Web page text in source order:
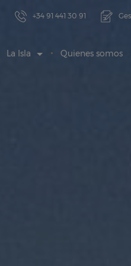
+34 91 441 30 91
La Isla Quienes somos